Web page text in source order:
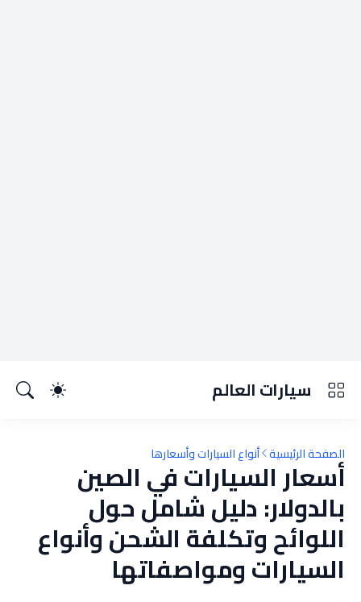
سيارات العالم
الصفحة الرئيسية أنواع السيارات وأسعارها
أسعار السيارات في الصين
بالدولار: دليل شامل حول
اللوائح وتكلفة الشحن وأنواع
السيارات ومواصفاتها